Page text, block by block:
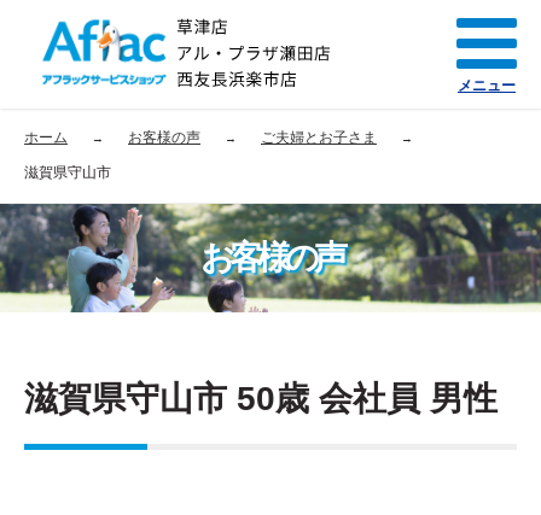
ホーム お客様の声 ご夫婦とお子さま
滋賀県守山市
お客様の声
滋賀県守山市 50歳 会社員 男性
メニュー